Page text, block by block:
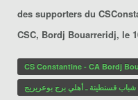
des supporters du
CSC, Bordj Bouarreridj, le
CS Constantine - CA Bordj
شباب قسنطينة ـ أهلي برج بوعريريج